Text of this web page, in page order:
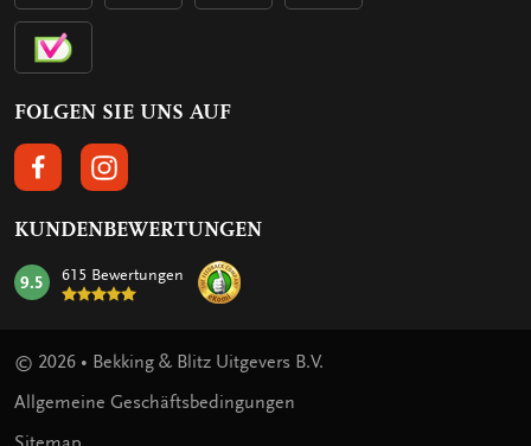
FOLGEN SIE UNS AUF
FOLGEN SIE UNS AUF FACEBOOK
FOLGEN SIE UNS AUF INSTAGRAM
KUNDENBEWERTUNGEN
mark:
9.5 615 Bewertungen
© 2026 • Bekking & Blitz Uitgevers B.V.
Allgemeine Geschäftsbedingungen